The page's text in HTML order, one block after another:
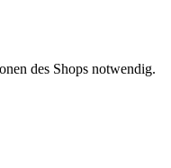
des Shops notwendig.